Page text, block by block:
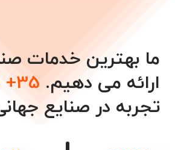
ما بهترین خدمات
ارائه می دهیم. 35+ سال
تجربه در صنایع